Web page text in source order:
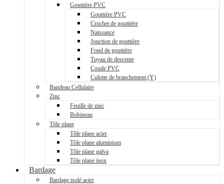
Gouttière PVC
Gouttière PVC
Crochet de gouttière
Naissance
Jonction de gouttière
Fond de gouttière
Tuyau de descente
Coude PVC
Culotte de branchement (Y)
Bandeau Cellulaire
Zinc
Feuille de zinc
Bobineau
Tôle plane
Tôle plane acier
Tôle plane aluminium
Tôle plane galva
Tôle plane inox
Bardage
Bardage isolé acier